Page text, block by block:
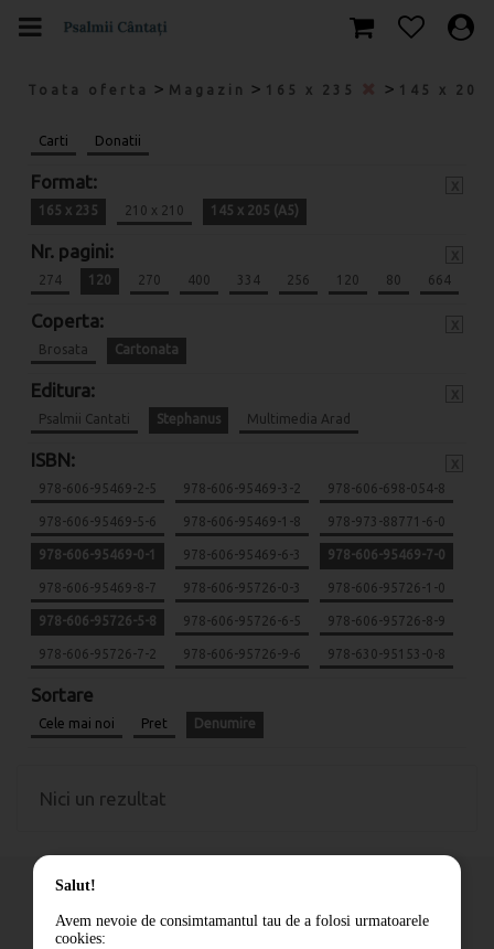
Toata oferta > Magazin > 165 x 235 > 145 x
Carti Donatii
Format:
165 x 235 210 x 210 145 x 205 (A5)
Nr. pagini:
274 120 270 400 334 256 120 80 664
Coperta:
Brosata Cartonata
Editura:
Psalmii Cantati Stephanus Multimedia Arad
ISBN:
978-606-95469-2-5 978-606-95469-3-2 978-606-698-054-8
978-606-95469-5-6 978-606-95469-1-8 978-973-88771-6-0
978-606-95469-0-1 978-606-95469-6-3 978-606-95469-7-0
978-606-95469-8-7 978-606-95726-0-3 978-606-95726-1-0
978-606-95726-5-8 978-606-95726-6-5 978-606-95726-8-9
978-606-95726-7-2 978-606-95726-9-6 978-630-95153-0-8
Sortare
Cele mai noi Pret Denumire
Nici un rezultat
Salut!
Avem nevoie de consimtamantul tau de a folosi urmatoarele
cookies: